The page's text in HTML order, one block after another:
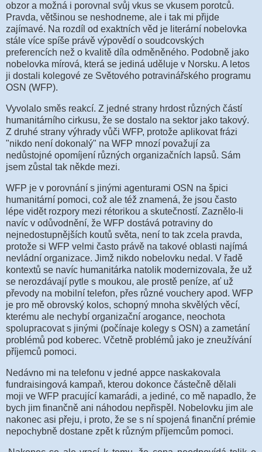
obzor a možná i porovnal svůj vkus se vkusem porotců.
Pravda, většinou se neshodneme, ale i tak mi přijde
zajímavé. Na rozdíl od exaktních věd je literární nobelovka
stále více spíše právě výpovědí o soudcovských
preferencích než o kvalitě díla odměněného. Podobně jako
nobelovka mírová, která se jediná uděluje v Norsku. A letos
ji dostali kolegové ze Světového potravinářského programu
OSN (WFP).
Vyvolalo směs reakcí. Z jedné strany hrdost různých částí
humanitárního cirkusu, že se dostalo na sektor jako takový.
Z druhé strany výhrady vůči WFP, protože aplikovat frázi
"nikdo není dokonalý" na WFP mnozí považují za
nedůstojné opomíjení různých organizačních lapsů. Sám
jsem zůstal tak někde mezi.
WFP je v porovnání s jinými agenturami OSN na špici
humanitární pomoci, což ale též znamená, že jsou často
lépe vidět rozpory mezi rétorikou a skutečností. Zaznělo-li
navíc v odůvodnění, že WFP dostává potraviny do
nejnedostupnějších koutů světa, není to tak zcela pravda,
protože si WFP velmi často právě na takové oblasti najímá
nevládní organizace. Jimž nikdo nobelovku nedal. V řadě
kontextů se navíc humanitárka natolik modernizovala, že už
se nerozdávají pytle s moukou, ale prostě peníze, ať už
převody na mobilní telefon, přes různé vouchery apod. WFP
je pro mě obrovský kolos, schopný mnoha skvělých věcí,
kterému ale nechybí organizační arogance, neochota
spolupracovat s jinými (počínaje kolegy s OSN) a zametání
problémů pod koberec. Včetně problémů jako je zneužívání
příjemců pomoci.
Nedávno mi na telefonu v jedné appce naskakovala
fundraisingová kampaň, kterou dokonce částečně dělali
moji ve WFP pracující kamarádi, a jediné, co mě napadlo, že
bych jim finančně ani náhodou nepřispěl. Nobelovku jim ale
nakonec asi přeju, i proto, že se s ní spojená finanční prémie
nepochybně dostane zpět k různým příjemcům pomoci.